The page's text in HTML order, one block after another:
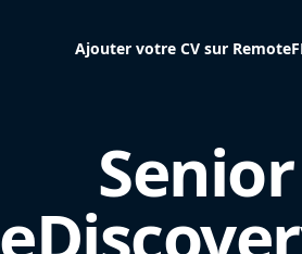
Ajouter votre CV sur